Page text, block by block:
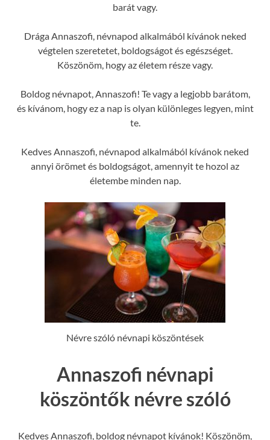
barát vagy.
Drága Annaszofi, névnapod alkalmából kívánok neked
végtelen szeretetet, boldogságot és egészséget.
Köszönöm, hogy az életem része vagy.
Boldog névnapot, Annaszofi! Te vagy a legjobb barátom,
és kívánom, hogy ez a nap is olyan különleges legyen, mint
te.
Kedves Annaszofi, névnapod alkalmából kívánok neked
annyi örömet és boldogságot, amennyit te hozol az
életembe minden nap.
Névre szóló névnapi köszöntések
Annaszofi névnapi
köszöntők névre szóló
Kedves Annaszofi, boldog névnapot kívánok! Köszönöm,